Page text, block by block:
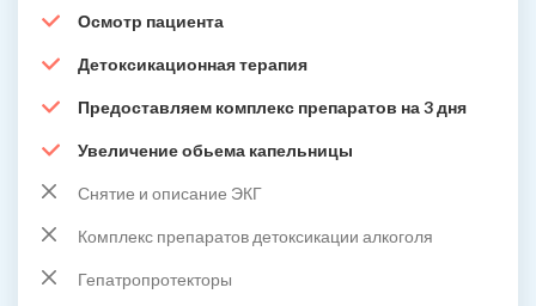
Осмотр пациента
Детоксикационная терапия
Предоставляем комплекс препаратов на 3 дня
Увеличение обьема капельницы
Снятие и описание ЭКГ
Комплекс препаратов детоксикации алкоголя
Гепатропротекторы